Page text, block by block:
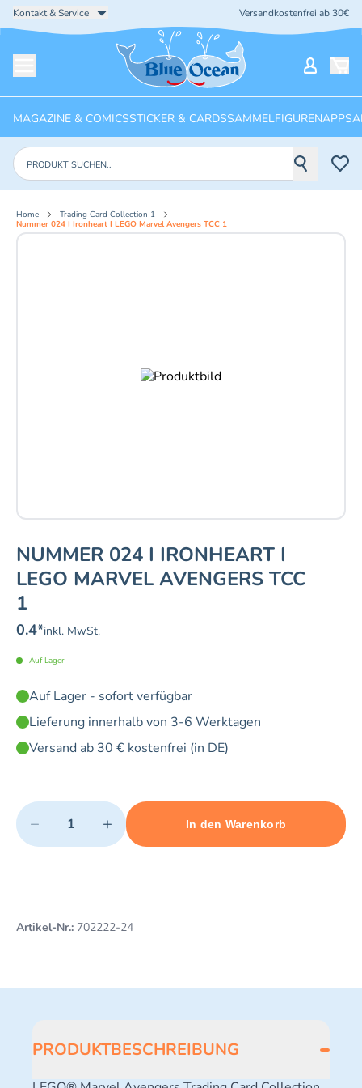
Kontakt & Service Versandkostenfrei ab 30€
Startseite
MAGAZINE & COMICSSTICKER & CARDSSAMMELFIGURENAPPS
Produkte suchen
Home
Trading Card Collection 1
Nummer 024 I Ironheart I LEGO Marvel Avengers TCC 1
NUMMER 024 I IRONHEART I
LEGO MARVEL AVENGERS TCC
1
0.4*inkl. MwSt.
Auf Lager
Auf Lager - sofort verfügbar
Lieferung innerhalb von 3-6 Werktagen
Versand ab 30 € kostenfrei (in DE)
Quantity
− +
Minimum quantity: 1 Maximum quantity: 10
In den Warenkorb
Add 1 item to cart
Artikel-Nr.: 702222-24
PRODUKTBESCHREIBUNG